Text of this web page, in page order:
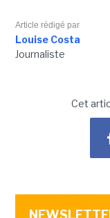
Article rédigé par
Louise Costa
Journaliste
Cet